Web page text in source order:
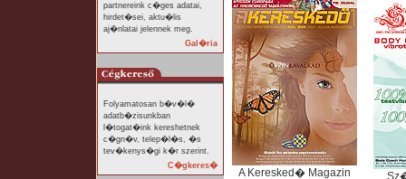
partnereink c�ges adatai,
hirdet�sei, aktu�lis
aj�nlatai jelennek meg.
Gal�ria
Folyamatosan b�v�l�
adatb�zisunkban
l�togat�ink kereshetnek
c�gn�v, telep�l�s, �s
tev�kenys�gi k�r szerint.
C�gkeres�
A Keresked� Magazin